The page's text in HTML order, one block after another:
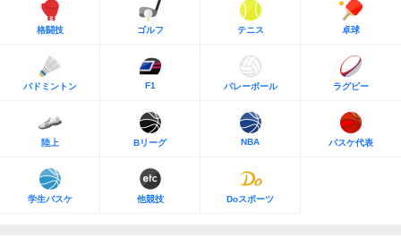
格闘技 ゴルフ テニス 卓球
バドミントン F1 バレーボール ラグビー
陸上 Bリーグ NBA バスケ代表
学生バスケ 他競技 Doスポーツ